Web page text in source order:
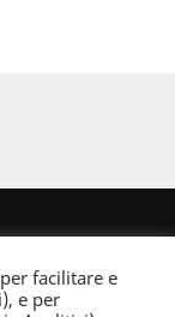
facilitare e
e per